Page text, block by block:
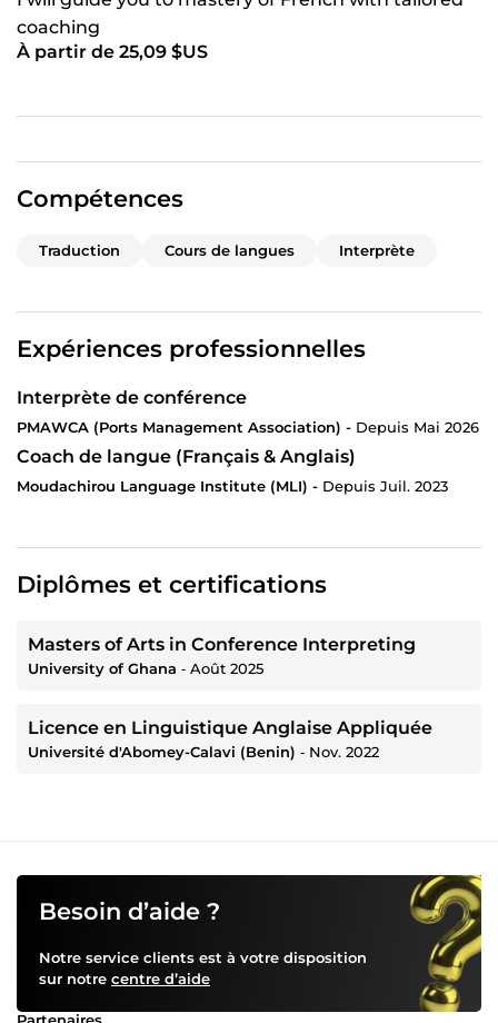
Translation & Transcription
formatted work while respecting deadlines and
Since 2019, I have helped students, professionals, and
English and French skills. My lessons are personalized,
measurable progress.
Why Work With Me?
✓ Professional and Confidential Service
✓ Fast Turnaround Times
✓ Clear Communication
✓ Customer Satisfaction First
My philosophy is simple: deliver quality work,
Let's discuss your project today. I look forward to helping
coaching
À partir de 25,09 $US
Compétences
Traduction Cours de langues Interprète
Expériences professionnelles
Interprète de conférence
PMAWCA (Ports Management Association) - Depuis Mai 2026
Coach de langue (Français & Anglais)
Moudachirou Language Institute (MLI) - Depuis Juil. 2023
Diplômes et certifications
Masters of Arts in Conference Interpreting
University of Ghana ‐ Août 2025
Licence en Linguistique Anglaise Appliquée
Université d'Abomey-Calavi (Benin) ‐ Nov. 2022
Besoin d’aide ?
Notre service clients est à votre disposition
sur notre centre d’aide